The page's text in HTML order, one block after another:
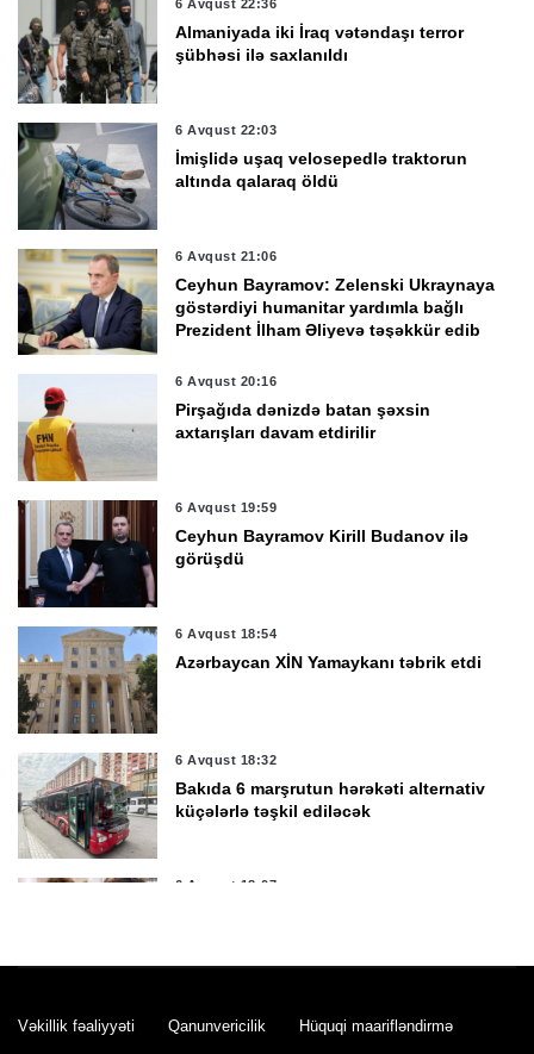
6 Avqust 22:36
Almaniyada iki İraq vətəndaşı terror
şübhəsi ilə saxlanıldı
6 Avqust 22:03
İmişlidə uşaq velosepedlə traktorun
altında qalaraq öldü
6 Avqust 21:06
Ceyhun Bayramov: Zelenski Ukraynaya
göstərdiyi humanitar yardımla bağlı
Prezident İlham Əliyevə təşəkkür edib
6 Avqust 20:16
Pirşağıda dənizdə batan şəxsin
axtarışları davam etdirilir
6 Avqust 19:59
Ceyhun Bayramov Kirill Budanov ilə
görüşdü
6 Avqust 18:54
Azərbaycan XİN Yamaykanı təbrik etdi
6 Avqust 18:32
Bakıda 6 marşrutun hərəkəti alternativ
küçələrlə təşkil ediləcək
6 Avqust 18:07
MİQ üzrə faktiki yaşayış rayonuna
Vəkillik fəaliyyəti Qanunvericilik Hüquqi maarifləndirmə